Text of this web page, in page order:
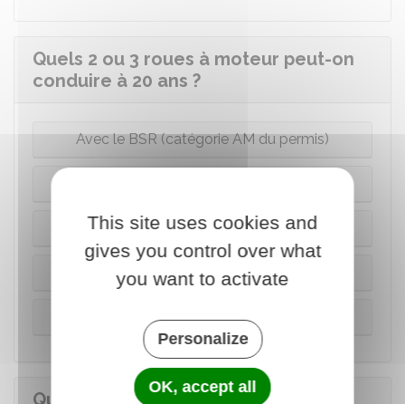
Quels 2 ou 3 roues à moteur peut-on
conduire à 20 ans ?
Avec le BSR (catégorie AM du permis)
Avec le permis A2
Avec le permis A
Avec le permis B
Quels 2 ou 3 roues à moteur peut-on
This site uses cookies and
gives you control over what
you want to activate
Personalize
OK, accept all